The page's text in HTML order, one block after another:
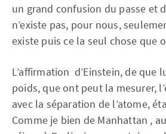
un grand confusion du passe et
n’existe pas, pour nous,
existe puis ce la seul chose que
L’affirmation d’Einstein, de que
poids, que ont peut la mesurer,
avec la séparation de l’atome,
Comme je bien de Manhattan ,